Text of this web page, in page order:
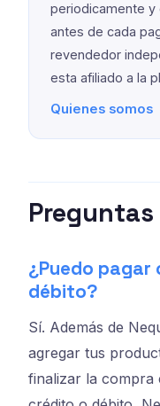
periodicamente y
antes de cada
revendedor
esta afiliado a la
Quienes somos
¿Puedo
débito?
Sí. Además de
agregar tus
finalizar la compra